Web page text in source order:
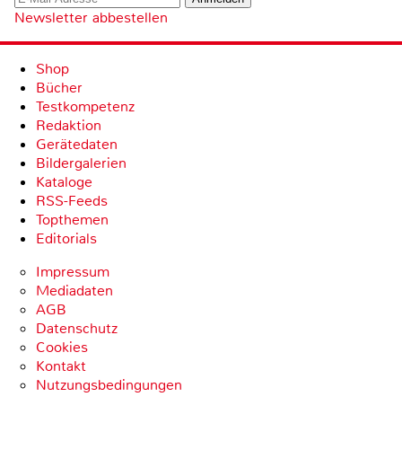
Newsletter abbestellen
Shop
Bücher
Testkompetenz
Redaktion
Gerätedaten
Bildergalerien
Kataloge
RSS-Feeds
Topthemen
Editorials
Impressum
Mediadaten
AGB
Datenschutz
Cookies
Kontakt
Nutzungsbedingungen